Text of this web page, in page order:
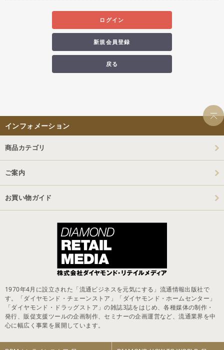
ログイン
新規会員登録
戻る
インフォメーション
商品カテゴリ
ご案内
お買い物ガイド
1970年4月に設立された「流通ビジネスを元気にする」流通情報出版社で
す。「ダイヤモンド・チェーンストア」「ダイヤモンド・ホームセンター」
「ダイヤモンド・ドラッグストア」の雑誌3誌をはじめ、各種媒体の制作・
発行、販促支援ツールの企画制作、セミナーの企画運営など、流通業界を中
心に幅広く事業を展開しています。